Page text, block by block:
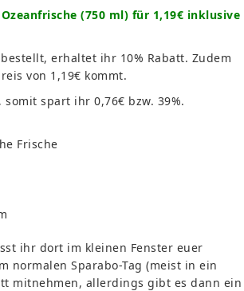
Ozeanfrische (750 ml) für 1,19€ inklusive
erhaltet ihr 10% Rabatt. Zudem
von 1,19€ kommt.
spart ihr 0,76€ bzw. 39%.
Frische
ihr dort im kleinen Fenster euer
normalen Sparabo-Tag (meist in ein
mitnehmen, allerdings gibt es dann ein